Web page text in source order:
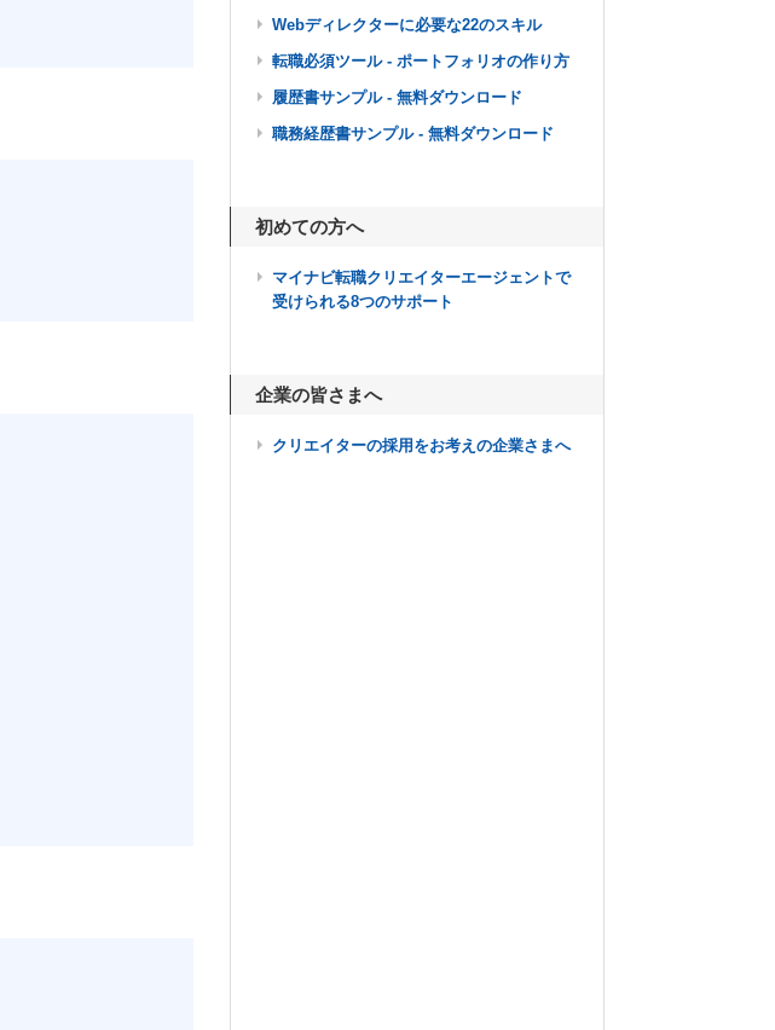
Webディレクターに必要な22のスキル
転職必須ツール - ポートフォリオの作り方
履歴書サンプル - 無料ダウンロード
職務経歴書サンプル - 無料ダウンロード
初めての方へ
マイナビ転職クリエイターエージェントで
受けられる8つのサポート
企業の皆さまへ
クリエイターの採用をお考えの企業さまへ